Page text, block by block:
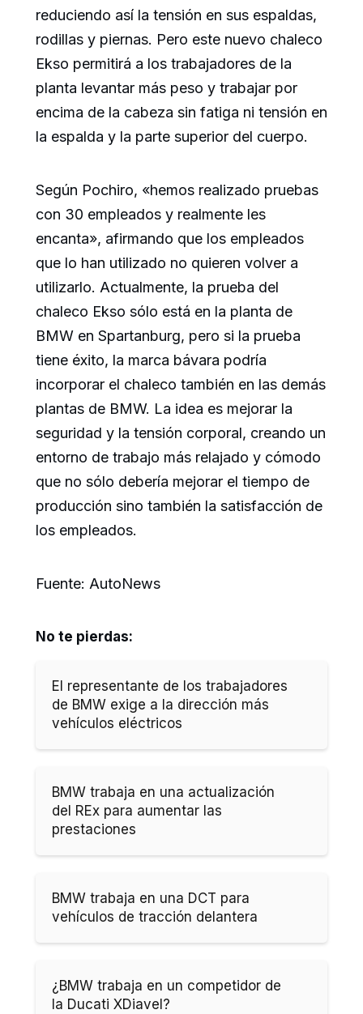
reduciendo así la tensión en sus espaldas,
rodillas y piernas. Pero este nuevo chaleco
Ekso permitirá a los trabajadores de la
planta levantar más peso y trabajar por
encima de la cabeza sin fatiga ni tensión en
la espalda y la parte superior del cuerpo.
Según Pochiro, «hemos realizado pruebas
con 30 empleados y realmente les
encanta», afirmando que los empleados
que lo han utilizado no quieren volver a
utilizarlo. Actualmente, la prueba del
chaleco Ekso sólo está en la planta de
BMW en Spartanburg, pero si la prueba
tiene éxito, la marca bávara podría
incorporar el chaleco también en las demás
plantas de BMW. La idea es mejorar la
seguridad y la tensión corporal, creando un
entorno de trabajo más relajado y cómodo
que no sólo debería mejorar el tiempo de
producción sino también la satisfacción de
los empleados.
Fuente: AutoNews
No te pierdas:
El representante de los trabajadores
de BMW exige a la dirección más
vehículos eléctricos
BMW trabaja en una actualización
del REx para aumentar las
prestaciones
BMW trabaja en una DCT para
vehículos de tracción delantera
¿BMW trabaja en un competidor de
la Ducati XDiavel?